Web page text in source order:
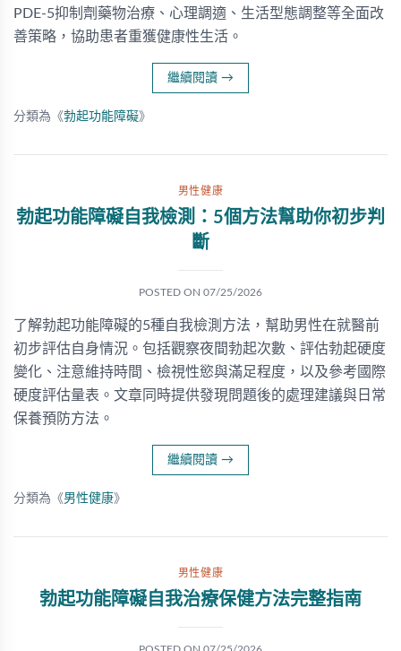
PDE-5抑制劑藥物治療、心理調適、生活型態調整等全面改
善策略，協助患者重獲健康性生活。
繼續閱讀 →
分類為《勃起功能障礙》
男性健康
勃起功能障礙自我檢測：5個方法幫助你初步判
斷
POSTED ON 07/25/2026
了解勃起功能障礙的5種自我檢測方法，幫助男性在就醫前
初步評估自身情況。包括觀察夜間勃起次數、評估勃起硬度
變化、注意維持時間、檢視性慾與滿足程度，以及參考國際
硬度評估量表。文章同時提供發現問題後的處理建議與日常
保養預防方法。
繼續閱讀 →
分類為《男性健康》
男性健康
勃起功能障礙自我治療保健方法完整指南